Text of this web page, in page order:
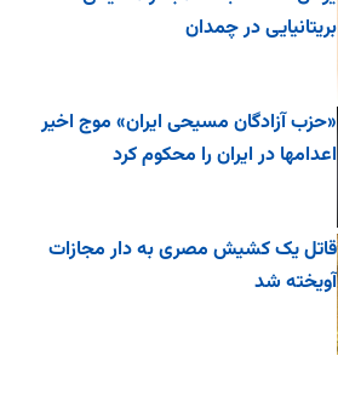
بریتانیایی در چمدان
«حزب آزادگان مسیحی ایران» موج اخیر
اعدامها در ایران را محکوم کرد
قاتل یک کشیش مصری به دار مجازات
آویخته شد